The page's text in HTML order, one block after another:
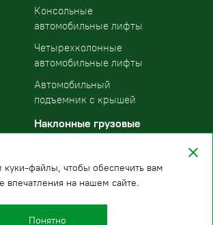
Консольные
автомобильные лифты
Четырехколонные
автомобильные лифты
Автомобильный
подъемник с крышей
Наклонные грузовые
файлы, чтобы обеспечить вам
впечатления на нашем сайте.
Понятно